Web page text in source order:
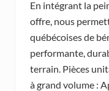
En intégrant la
offre, nous
québécoises de
performante,
terrain. Pièces
à grand volume :